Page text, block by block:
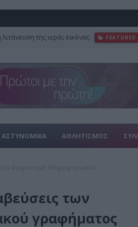
της ιεράς εικόνας FEATURED
ΑΣΤΥΝΟΜΙΚΑ ΑΘΛΗΤΙΣΜΟΣ
των
γραφήματος